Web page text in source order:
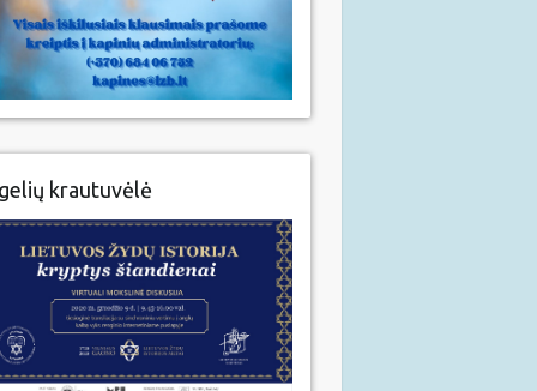
krautuvėlė